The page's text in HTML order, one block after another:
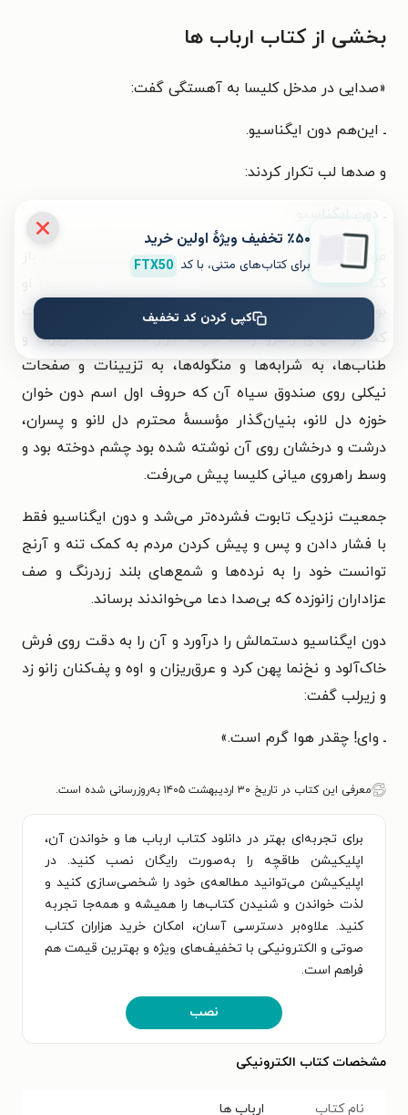
بخشی از کتاب ارباب ها
«صدایی در مدخل کلیسا به آهستگی گفت:
ـ این‌هم دون ایگناسیو.
و صدها لب تکرار کردند:
ـ دون ایگناسیو.
مردم بیشتر به‌هم فشار می‌آوردند تا برای تازه‌وارد راهی باز
کنند. سرها چرخید و نگاه‌ها پر از تشویش، در جستجوی او
بود. ولی دون ایگناسیو، باریک، عبوس و تأثرناپذیر، به تابوت
که در انتهای راهرو وسط کلیسا قرار داشت، به حریرها و
طناب‌ها، به شرابه‌ها و منگوله‌ها، به تزیینات و صفحات
نیکلی روی صندوق سیاه آن که حروف اول اسم دون خوان
خوزه دل لانو، بنیان‌گذار مؤسسهٔ محترم دل لانو و پسران،
درشت و درخشان روی آن نوشته شده بود چشم دوخته بود و
وسط راهروی میانی کلیسا پیش می‌رفت.
جمعیت نزدیک تابوت فشرده‌تر می‌شد و دون ایگناسیو فقط
با فشار دادن و پس و پیش کردن مردم به کمک تنه و آرنج
توانست خود را به نرده‌ها و شمع‌های بلند زردرنگ و صف
عزاداران زانوزده که بی‌صدا دعا می‌خواندند برساند.
دون ایگناسیو دستمالش را درآورد و آن را به دقت روی فرش
خاک‌آلود و نخ‌نما پهن کرد و عرق‌ریزان و اوه و پف‌کنان زانو زد
و زیرلب گفت:
ـ وای! چقدر هوا گرم است.»
معرفی این کتاب در تاریخ ۳۰ اردیبهشت ۱۴۰۵ به‌روزرسانی شده است.
برای تجربه‌ای بهتر در دانلود کتاب ارباب ها و خواندن آن،
اپلیکیشن طاقچه را به‌صورت رایگان نصب کنید. در
اپلیکیشن می‌توانید مطالعه‌ی خود را شخصی‌سازی کنید و
لذت خواندن و شنیدن کتاب‌ها را همیشه و همه‌جا تجربه
کنید. علاوه‌بر دسترسی آسان، امکان خرید هزاران کتاب
صوتی و الکترونیکی با تخفیف‌های ویژه و بهترین قیمت هم
فراهم است.
نصب
مشخصات کتاب الکترونیکی
نام کتاب ارباب ها
٪۵۰ تخفیف ویژۀ اولین خرید
برای کتاب‌های متنی، با کد FTX50
کپی کردن کد تخفیف